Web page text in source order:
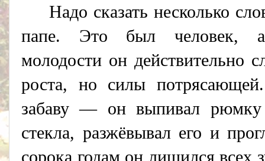
Надо сказать несколько
папе. Это был человек,
молодости он действительно
роста, но силы
забаву — он выпивал рюмку
стекла, разжёвывал его и
сорока годам он лишился всех